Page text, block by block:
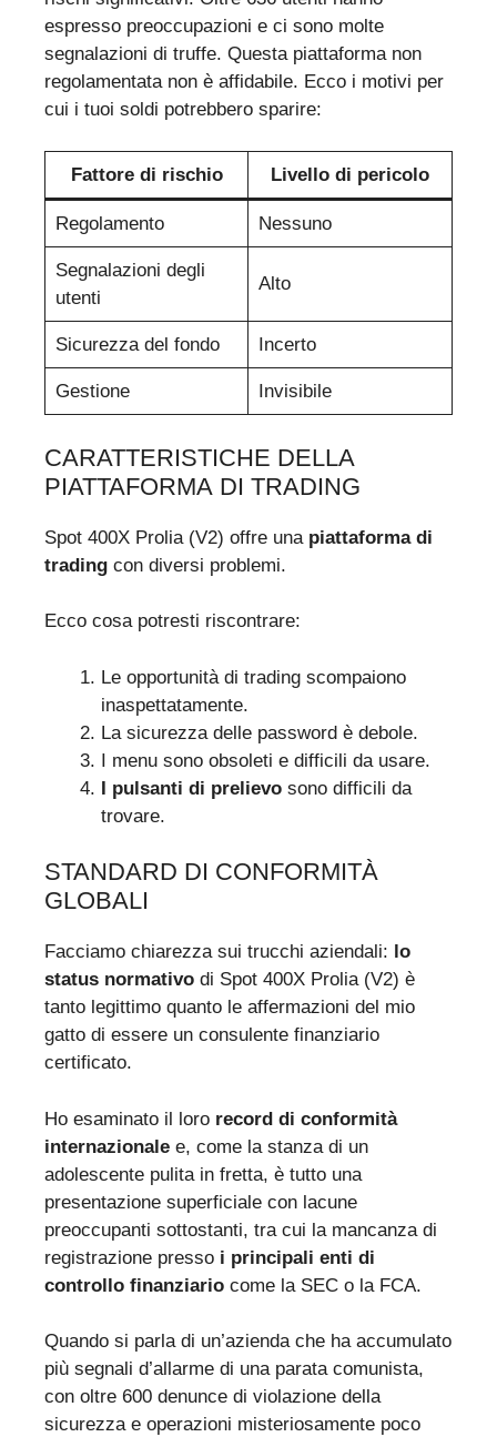
espresso preoccupazioni e ci sono molte
segnalazioni di truffe. Questa piattaforma non
regolamentata non è affidabile. Ecco i motivi per
cui i tuoi soldi potrebbero sparire:
Fattore di rischio Livello di pericolo
Regolamento Nessuno
Segnalazioni degli
utenti
Alto
Sicurezza del fondo Incerto
Gestione Invisibile
CARATTERISTICHE DELLA
PIATTAFORMA DI TRADING
Spot 400X Prolia (V2) offre una piattaforma di
trading con diversi problemi.
Ecco cosa potresti riscontrare:
Le opportunità di trading scompaiono
inaspettatamente.
La sicurezza delle password è debole.
I menu sono obsoleti e difficili da usare.
I pulsanti di prelievo sono difficili da
trovare.
STANDARD DI CONFORMITÀ
GLOBALI
Facciamo chiarezza sui trucchi aziendali: lo
status normativo di Spot 400X Prolia (V2) è
tanto legittimo quanto le affermazioni del mio
gatto di essere un consulente finanziario
certificato.
Ho esaminato il loro record di conformità
internazionale e, come la stanza di un
adolescente pulita in fretta, è tutto una
presentazione superficiale con lacune
preoccupanti sottostanti, tra cui la mancanza di
registrazione presso i principali enti di
controllo finanziario come la SEC o la FCA.
Quando si parla di un’azienda che ha accumulato
più segnali d’allarme di una parata comunista,
con oltre 600 denunce di violazione della
sicurezza e operazioni misteriosamente poco